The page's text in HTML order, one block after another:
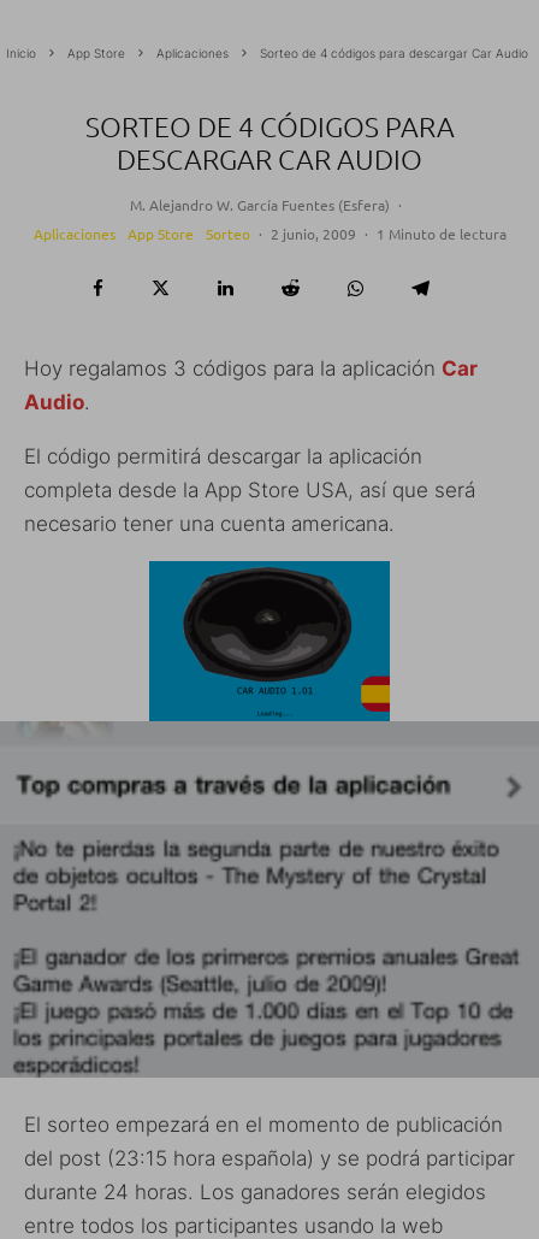
Inicio App Store Aplicaciones Sorteo de 4 códigos para descargar Car Audio
SORTEO DE 4 CÓDIGOS PARA
DESCARGAR CAR AUDIO
M. Alejandro W. García Fuentes (Esfera) ·
Aplicaciones
App Store Sorteo · 2 junio, 2009 · 1 Minuto de lectura
Hoy regalamos 3 códigos para la aplicación Car
Audio.
El código permitirá descargar la aplicación
completa desde la App Store USA, así que será
necesario tener una cuenta americana.
El sorteo empezará en el momento de publicación
del post (23:15 hora española) y se podrá participar
durante 24 horas. Los ganadores serán elegidos
entre todos los participantes usando la web